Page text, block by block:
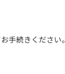
手続きください。